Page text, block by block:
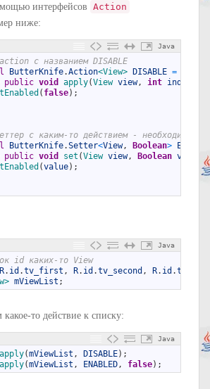
интерфейсов Action
ниже:
Java
с названием DISABLE
ButterKnife.Action<View> DISABLE =
public void apply(View view, int index
( false) ;
с каким-то действием - необходимое
ButterKnife.Setter<View, Boolean>
public void set (View view, Boolean value
,
(value) ;
Java
id каких-то View
R. id .tv_first , R. id .tv_second , R. id .
mViewList ;
то действие к списку:
Java
apply(mViewList , DISABLE) ;
apply(mViewList , ENABLED , false) ;